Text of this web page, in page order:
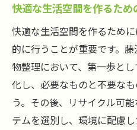
快適な生活空間を作るため
快適な生活空間を作るため
的に行うことが重要です。
物整理において、第一歩と
化し、必要なものと不要な
う。その後、リサイクル可
テムを選別し、環境に配慮